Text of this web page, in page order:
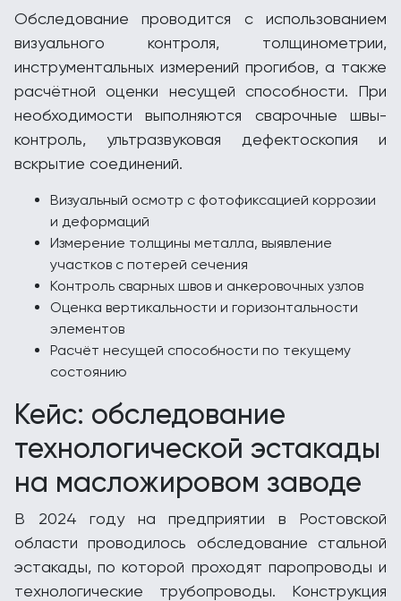
Обследование проводится с использованием
визуального контроля, толщинометрии,
инструментальных измерений прогибов, а также
расчётной оценки несущей способности. При
необходимости выполняются сварочные швы-
контроль, ультразвуковая дефектоскопия и
вскрытие соединений.
Визуальный осмотр с фотофиксацией коррозии
и деформаций
Измерение толщины металла, выявление
участков с потерей сечения
Контроль сварных швов и анкеровочных узлов
Оценка вертикальности и горизонтальности
элементов
Расчёт несущей способности по текущему
состоянию
Кейс: обследование
технологической эстакады
на масложировом заводе
В 2024 году на предприятии в Ростовской
области проводилось обследование стальной
эстакады, по которой проходят паропроводы и
технологические трубопроводы. Конструкция